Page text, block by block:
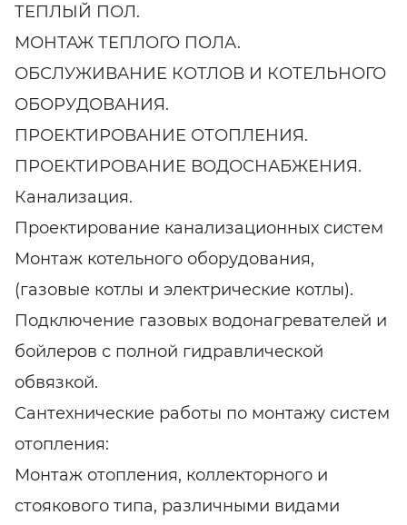
ТЕПЛЫЙ ПОЛ.
МОНТАЖ ТЕПЛОГО ПОЛА.
ОБСЛУЖИВАНИЕ КОТЛОВ И КОТЕЛЬНОГО
ОБОРУДОВАНИЯ.
ПРОЕКТИРОВАНИЕ ОТОПЛЕНИЯ.
ПРОЕКТИРОВАНИЕ ВОДОСНАБЖЕНИЯ.
Канализация.
Проектирование канализационных систем
Монтаж котельного оборудования,
(газовые котлы и электрические котлы).
Подключение газовых водонагревателей и
бойлеров с полной гидравлической
обвязкой.
Сантехнические работы по монтажу систем
отопления:
Монтаж отопления, коллекторного и
стоякового типа, различными видами